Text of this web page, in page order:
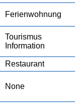
Ferienwohnung
Tourismus
Information
Restaurant
None